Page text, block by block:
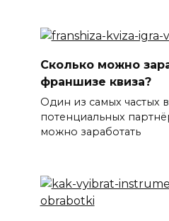
Сколько можно
франшизе квиза?
Один из самых частых
потенциальных
можно заработать